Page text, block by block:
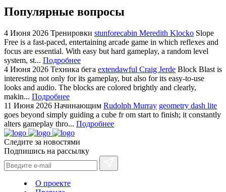
Популярные вопросы
4 Июня 2026 Тренировки stunforecabin Meredith Klocko Slope
Free is a fast-paced, entertaining arcade game in which reflexes and
focus are essential. With easy but hard gameplay, a random level
system, st... Подробнее
4 Июня 2026 Техника бега extendawful Craig Jerde Block Blast is
interesting not only for its gameplay, but also for its easy-to-use
looks and audio. The blocks are colored brightly and clearly,
makin... Подробнее
11 Июня 2026 Начинающим Rudolph Murray geometry dash lite
goes beyond simply guiding a cube fr om start to finish; it constantly
alters gameplay thro... Подробнее
Следите за новостями
Подпишись на рассылку
О проекте